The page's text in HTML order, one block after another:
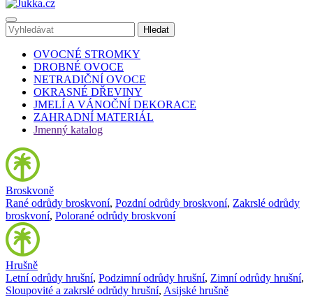
OVOCNÉ STROMKY
DROBNÉ OVOCE
NETRADIČNÍ OVOCE
OKRASNÉ DŘEVINY
JMELÍ A VÁNOČNÍ DEKORACE
ZAHRADNÍ MATERIÁL
Jmenný katalog
Broskvoně
Rané odrůdy broskvoní, Pozdní odrůdy broskvoní, Zakrslé odrůdy
broskvoní, Polorané odrůdy broskvoní
Hrušně
Letní odrůdy hrušní, Podzimní odrůdy hrušní, Zimní odrůdy hrušní,
Sloupovité a zakrslé odrůdy hrušní, Asijské hrušně